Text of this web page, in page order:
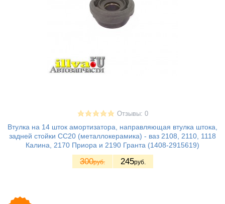
Отзывы: 0
Втулка на 14 шток амортизатора, направляющая втулка штока,
задней стойки CC20 (металлокерамика) - ваз 2108, 2110, 1118
Калина, 2170 Приора и 2190 Гранта (1408-2915619)
300руб. 245руб.